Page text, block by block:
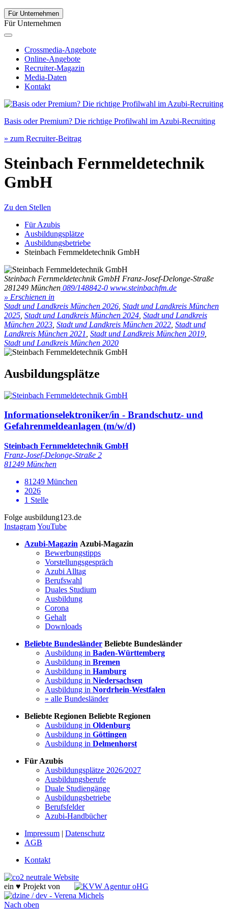
Für Unternehmen
Für Unternehmen
Crossmedia-Angebote
Online-Angebote
Recruiter-Magazin
Media-Daten
Kontakt
Basis oder Premium? Die richtige Profilwahl im Azubi-Recruiting
» zum Recruiter-Beitrag
Steinbach Fernmeldetechnik
GmbH
Zu den Stellen
Für Azubis
Ausbildungsplätze
Ausbildungsbetriebe
Steinbach Fernmeldetechnik GmbH
Steinbach Fernmeldetechnik GmbH Franz-Josef-Delonge-Straße
281249 München 089/148842-0 www.steinbachfm.de
» Erschienen in
Stadt und Landkreis München 2026 Stadt und Landkreis München
2025 Stadt und Landkreis München 2024 Stadt und Landkreis
München 2023 Stadt und Landkreis München 2022 Stadt und
Landkreis München 2021 Stadt und Landkreis München 2019
Stadt und Landkreis München 2020
Ausbildungsplätze
Informationselektroniker/in - Brandschutz- und
Gefahrenmeldeanlagen (m/w/d)
Steinbach Fernmeldetechnik GmbH
Franz-Josef-Delonge-Straße 2
81249 München
81249 München
2026
1 Stelle
Folge ausbildung123.de
InstagramYouTube
Azubi-Magazin Azubi-Magazin
Bewerbungstipps
Vorstellungsgespräch
Azubi Alltag
Berufswahl
Duales Studium
Ausbildung
Corona
Gehalt
Downloads
Beliebte Bundesländer Beliebte Bundesländer
Ausbildung in Baden-Württemberg
Ausbildung in Bremen
Ausbildung in Hamburg
Ausbildung in Niedersachsen
Ausbildung in Nordrhein-Westfalen
» alle Bundesländer
Beliebte Regionen Beliebte Regionen
Ausbildung in Oldenburg
Ausbildung in Göttingen
Ausbildung in Delmenhorst
Für Azubis
Ausbildungsplätze 2026/2027
Ausbildungsberufe
Duale Studiengänge
Ausbildungsbetriebe
Berufsfelder
Azubi-Handbücher
Impressum | Datenschutz
AGB
Kontakt
ein ♥ Projekt von
Nach oben